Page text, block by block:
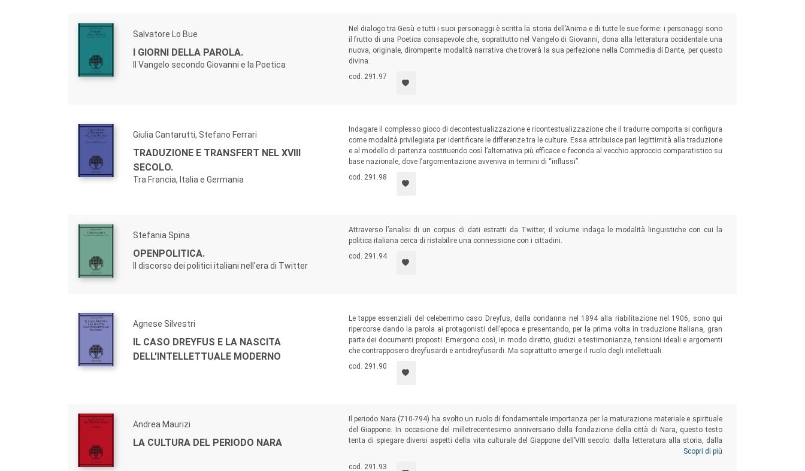
Salvatore Lo Bue
I GIORNI DELLA PAROLA.
Il Vangelo secondo Giovanni e la Poetica
Nel dialogo tra Gesù e tutti i suoi personaggi è scritta la storia dell’Anima e di tutte le sue forme: i personaggi sono
il frutto di una Poetica consapevole che, soprattutto nel Vangelo di Giovanni, dona alla letteratura occidentale una
nuova, originale, dirompente modalità narrativa che troverà la sua perfezione nella Commedia di Dante, per questo
divina.
cod. 291.97
Giulia Cantarutti, Stefano Ferrari
TRADUZIONE E TRANSFERT NEL XVIII
SECOLO.
Tra Francia, Italia e Germania
Indagare il complesso gioco di decontestualizzazione e ricontestualizzazione che il tradurre comporta si configura
come modalità privilegiata per identificare le differenze tra le culture. Essa attribuisce pari legittimità alla traduzione
e al modello di partenza costituendo così l’alternativa più efficace e feconda al vecchio approccio comparatistico su
base nazionale, dove l’argomentazione avveniva in termini di “influssi”.
cod. 291.98
Stefania Spina
OPENPOLITICA.
Il discorso dei politici italiani nell'era di Twitter
Attraverso l’analisi di un corpus di dati estratti da Twitter, il volume indaga le modalità linguistiche con cui la
politica italiana cerca di ristabilire una connessione con i cittadini.
cod. 291.94
Agnese Silvestri
IL CASO DREYFUS E LA NASCITA
DELL'INTELLETTUALE MODERNO
Le tappe essenziali del celeberrimo caso Dreyfus, dalla condanna nel 1894 alla riabilitazione nel 1906, sono qui
ripercorse dando la parola ai protagonisti dell’epoca e presentando, per la prima volta in traduzione italiana, gran
parte dei documenti proposti. Emergono così, in modo diretto, giudizi e testimonianze, tensioni ideali e argomenti
che contrapposero dreyfusardi e antidreyfusardi. Ma soprattutto emerge il ruolo degli intellettuali.
cod. 291.90
Andrea Maurizi
LA CULTURA DEL PERIODO NARA
Il periodo Nara (710-794) ha svolto un ruolo di fondamentale importanza per la maturazione materiale e spirituale
del Giappone. In occasione del milletrecentesimo anniversario della fondazione della città di Nara, questo testo
tenta di spiegare diversi aspetti della vita culturale del Giappone dell’VIII secolo: dalla letteratura alla storia, dalla
giurisprudenza alle conoscenze scientifiche, dalla linguistica al pensiero filosofico, dall’archeologia alla storia del
costume.
Scopri di più
cod. 291.93